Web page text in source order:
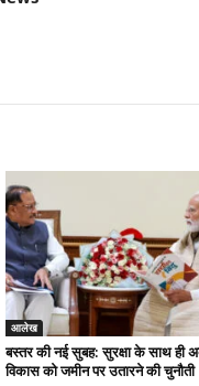
आलेख
बस्तर की नई सुबह: सुरक्षा के साथ ही
विकास को जमीन पर उतारने की चुनौती